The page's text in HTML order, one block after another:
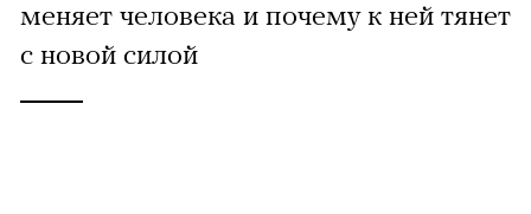
меняет человека и почему к ней тянет
с новой силой